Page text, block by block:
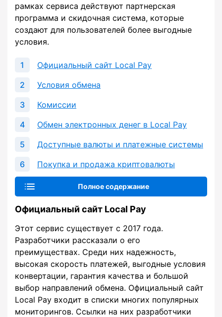
рамках сервиса действуют партнерская
программа и скидочная система, которые
создают для пользователей более выгодные
условия.
Официальный сайт Local Pay
Условия обмена
Комиссии
Обмен электронных денег в Local Pay
Доступные валюты и платежные системы
Покупка и продажа криптовалюты
Полное содержание
Официальный сайт Local Pay
Этот сервис существует с 2017 года.
Разработчики рассказали о его
преимуществах. Среди них надежность,
высокая скорость платежей, выгодные условия
конвертации, гарантия качества и большой
выбор направлений обмена. Официальный сайт
Local Pay входит в списки многих популярных
мониторингов. Ссылки на них разработчики